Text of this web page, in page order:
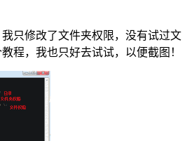
只修改了文件夹权限，没有试过文
程，我也只好去试试，以便截图！